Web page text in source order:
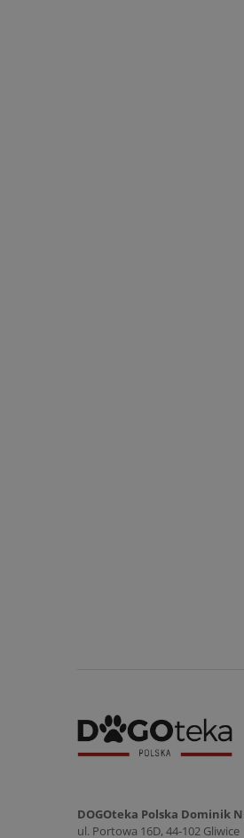
DOGOteka Polska Dominik
ul. Portowa 16D, 44-102 Gliwice